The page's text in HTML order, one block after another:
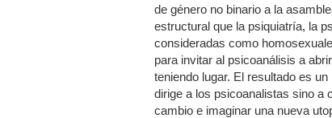
de género no binario a la
estructural que la psiquiatría, la
consideradas como
para invitar al psicoanálisis a
teniendo lugar. El resultado es
dirige a los psicoanalistas sino a
cambio e imaginar una nueva